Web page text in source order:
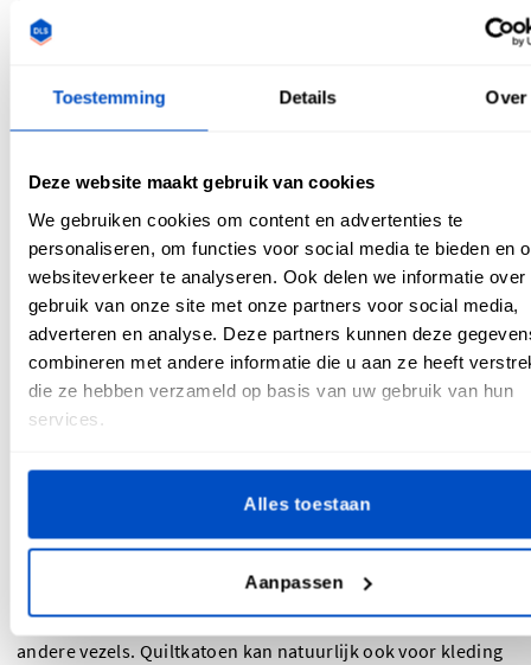
Toestemming Details Over
Deze website maakt gebruik van cookies
We gebruiken cookies om content en advertenties te
personaliseren, om functies voor social media te bieden en
websiteverkeer te analyseren. Ook delen we informatie over
gebruik van onze site met onze partners voor social media,
adverteren en analyse. Deze partners kunnen deze
combineren met andere informatie die u aan ze heeft
die ze hebben verzameld op basis van uw gebruik van hun
services.
Alles toestaan
Aanpassen
dat de kleuren gaan uitlopen op lichter gekleurde delen van
de quilt, zodat je harde werk niet verpest wordt.
kledingstukken en quilts?
Quiltkatoen is een effen geweven stof die altijd van 100%
katoen gemaakt is en ongeveer 140gsm/4 oz per yard weegt.
Katoen voor kleding kan daarentegen van alle weefsels en
gewichten zijn, en wordt eventueel gecombineerd met
andere vezels. Quiltkatoen kan natuurlijk ook voor kleding